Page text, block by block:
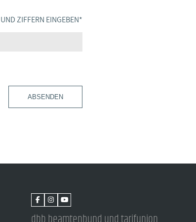
ZIFFERN EINGEBEN *
ABSENDEN